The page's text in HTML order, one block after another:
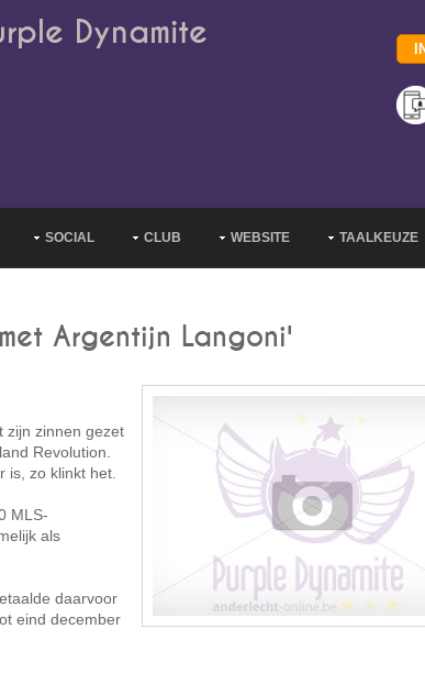
Dynamite
SOCIAL CLUB WEBSITE TAALKEUZE
Argentijn Langoni'
zijn zinnen gezet
Revolution.
is, zo klinkt het.
MLS-
als
daarvoor
eind december